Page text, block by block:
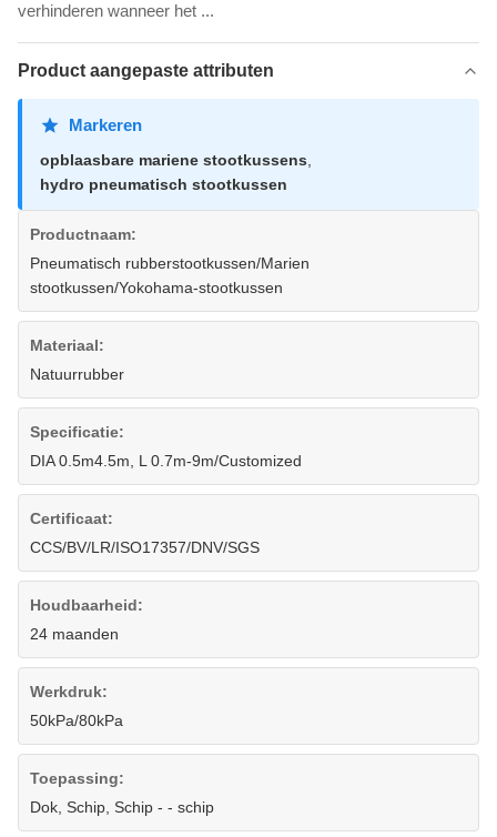
verhinderen wanneer het ...
Product aangepaste attributen
Markeren
opblaasbare mariene stootkussens
hydro pneumatisch stootkussen
Productnaam:
Pneumatisch rubberstootkussen/Marien
stootkussen/Yokohama-stootkussen
Materiaal:
Natuurrubber
Specificatie:
DIA 0.5m4.5m, L 0.7m-9m/Customized
Certificaat:
CCS/BV/LR/ISO17357/DNV/SGS
Houdbaarheid:
24 maanden
Werkdruk:
50kPa/80kPa
Toepassing:
Dok, Schip, Schip - - schip